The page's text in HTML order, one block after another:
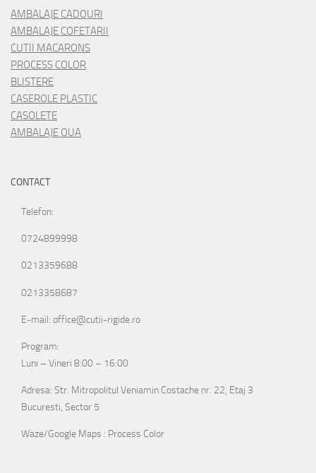
AMBALAJE CADOURI
AMBALAJE COFETARII
CUTII MACARONS
PROCESS COLOR
BLISTERE
CASEROLE PLASTIC
CASOLETE
AMBALAJE OUA
CONTACT
Telefon:
0724899998
0213359688
0213358687
E-mail: office@cutii-rigide.ro
Program:
Luni – Vineri 8:00 – 16:00
Adresa: Str. Mitropolitul Veniamin Costache nr. 22, Etaj 3
Bucuresti, Sector 5
Waze/Google Maps : Process Color